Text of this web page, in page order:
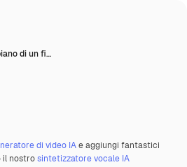
di un fi…
di video IAe aggiungi fantastici
il nostrosintetizzatore vocale IA